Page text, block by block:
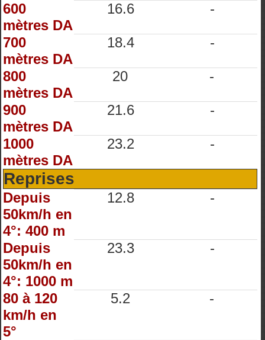
600
mètres DA
16.6 -
700
mètres DA
18.4 -
800
mètres DA
20 -
900
mètres DA
21.6 -
1000
mètres DA
23.2 -
Reprises
Depuis
50km/h en
4°: 400 m
12.8 -
Depuis
50km/h en
4°: 1000 m
23.3 -
80 à 120
km/h en
5°
5.2 -